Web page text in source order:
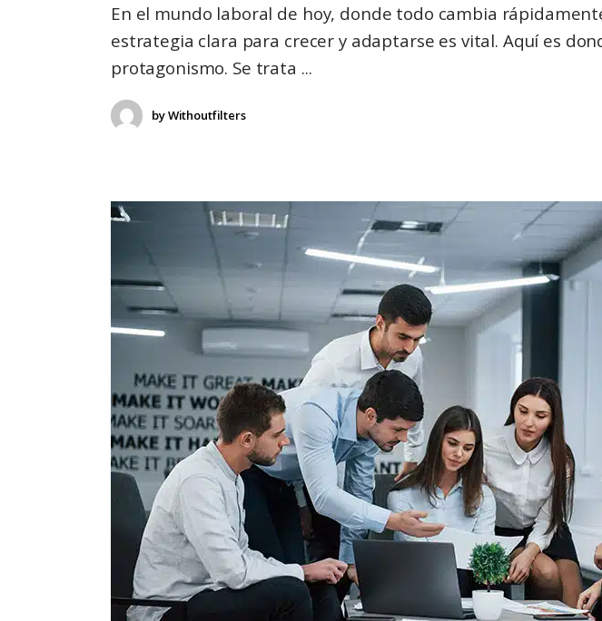
En el mundo laboral de hoy, donde todo cambia
estrategia clara para crecer y adaptarse es vital. Aquí es
protagonismo. Se trata
byWithoutfilters